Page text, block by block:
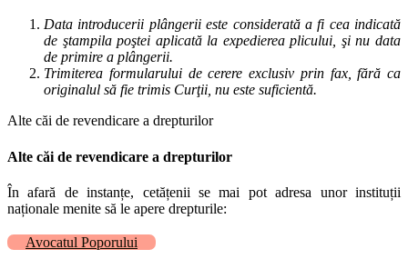
Data introducerii plângerii este considerată a fi cea indicată
de ştampila poştei aplicată la expedierea plicului, şi nu data
de primire a plângerii.
Trimiterea formularului de cerere exclusiv prin fax, fără ca
originalul să fie trimis Curţii, nu este suficientă.
Alte căi de revendicare a drepturilor
Alte căi de revendicare a drepturilor
În afară de instanțe, cetățenii se mai pot adresa unor instituții
naționale menite să le apere drepturile:
Avocatul Poporului